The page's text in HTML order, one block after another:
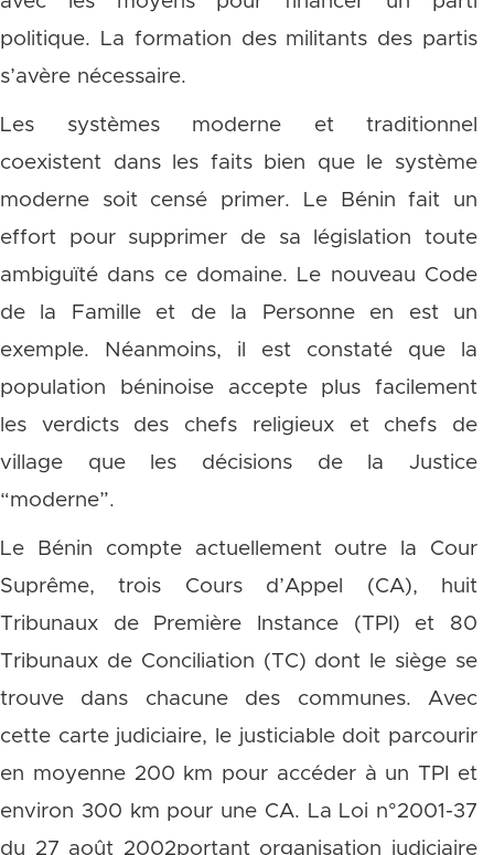
politique. La formation des militants des partis
s’avère nécessaire.
Les systèmes moderne et traditionnel
coexistent dans les faits bien que le système
moderne soit censé primer. Le Bénin fait un
effort pour supprimer de sa législation toute
ambiguïté dans ce domaine. Le nouveau Code
de la Famille et de la Personne en est un
exemple. Néanmoins, il est constaté que la
population béninoise accepte plus facilement
les verdicts des chefs religieux et chefs de
village que les décisions de la Justice
“moderne”.
Le Bénin compte actuellement outre la Cour
Suprême, trois Cours d’Appel (CA), huit
Tribunaux de Première Instance (TPI) et 80
Tribunaux de Conciliation (TC) dont le siège se
trouve dans chacune des communes. Avec
cette carte judiciaire, le justiciable doit parcourir
en moyenne 200 km pour accéder à un TPI et
environ 300 km pour une CA. La Loi n°2001-37
du 27 août 2002portant organisation judiciaire